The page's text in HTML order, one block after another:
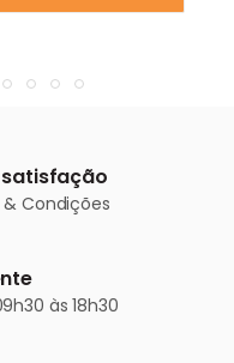
Condições
às 18h30